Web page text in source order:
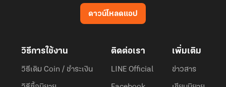
ดาวน์โหลดแอป
วิธีการใช้งาน
วิธีเติม Coin / ชำระเงิน
ติดต่อเรา
LINE Official
เพิ่มเติม
ข่าวสาร